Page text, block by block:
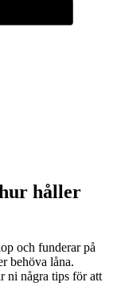
håller
och funderar på
behöva låna.
ni några tips för att